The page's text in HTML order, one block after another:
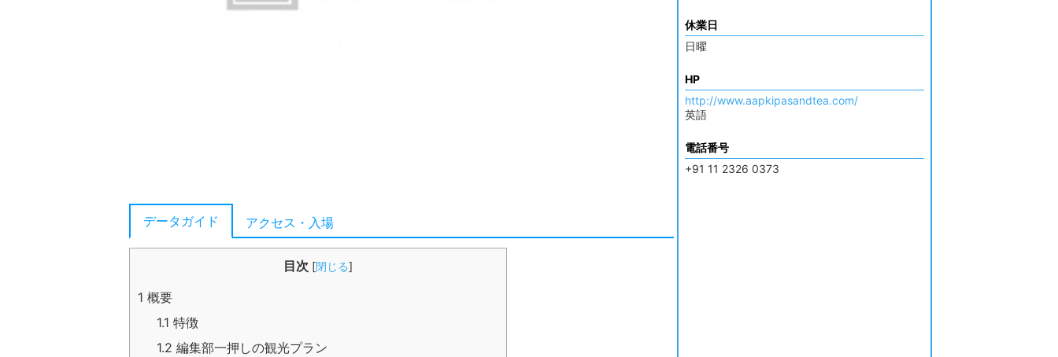
休業日
日曜
HP
http://www.aapkipasandtea.com/
英語
電話番号
+91 11 2326 0373
データガイド アクセス・入場
目次 [閉じる]
1 概要
1.1 特徴
1.2 編集部一押しの観光プラン